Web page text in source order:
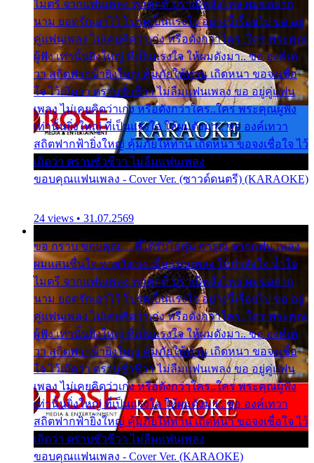
ไมตรี จากแฟนเพลง ทุกทุกที่ ปราณีหลั่งไหล ผมขอฝาก
นาม ยอดรักเอาไว้ โปรดเป็นแรงใจ อย่างนี้เรื่อยไป ขอ อยู่
คู่แฟนเพลง ไม่เคยคิดว่าเก่ง หรือดังกว่าใคร..ใคร พระคุณ
ผู้ฟัง เท่านั้นยิ่งใหญ่ ที่เป็นแรงใจ ให้ผมดังมา.. ขอ องค์เท
วา สถิตฟากฟ้ายิ่งใหญ่ คุ้มภัยให้ท่าน เถิดหนา ขอจงเชื่อ
ใจ ไว้เถิดว่า ตราบชั่วชีวา ไม่ลืมแฟนเพลง ขอ อยู่คู่แฟน
เพลง ไม่เคยคิดว่าเก่ง หรือดังกว่าใคร..ใคร พระคุณผู้ฟัง
เท่านั้นยิ่งใหญ่ ที่เป็นแรงใจ ให้ผมดังมา.. ขอ องค์เทวา
สถิตฟากฟ้ายิ่งใหญ่ คุ้มภัยให้ท่าน เถิดหนา ขอจงเชื่อใจ ไว้
เถิดว่า ตราบชั่วชีวา ไม่ลืมแฟนเพลง
ขอบคุณแฟนเพลง - Cover Ver. (ซาวด์ดนตรี) (KARAOKE)
24 views • 31.07.2569
ขอ กราบ ขอบคุณ.... ที่ได้รับไออุ่น การุณ จากแฟน เพลง
ผมแสนชื่นใจ หายวังเวง เมื่อแฟนเพลง ให้กำลังใจ น้ำใจ
ไมตรี จากแฟนเพลง ทุกทุกที่ ปราณีหลั่งไหล ผมขอฝาก
นาม ยอดรักเอาไว้ โปรดเป็นแรงใจ อย่างนี้เรื่อยไป ขอ อยู่
คู่แฟนเพลง ไม่เคยคิดว่าเก่ง หรือดังกว่าใคร..ใคร พระคุณ
ผู้ฟัง เท่านั้นยิ่งใหญ่ ที่เป็นแรงใจ ให้ผมดังมา.. ขอ องค์เท
วา สถิตฟากฟ้ายิ่งใหญ่ คุ้มภัยให้ท่าน เถิดหนา ขอจงเชื่อ
ใจ ไว้เถิดว่า ตราบชั่วชีวา ไม่ลืมแฟนเพลง ขอ อยู่คู่แฟน
เพลง ไม่เคยคิดว่าเก่ง หรือดังกว่าใคร..ใคร พระคุณผู้ฟัง
เท่านั้นยิ่งใหญ่ ที่เป็นแรงใจ ให้ผมดังมา.. ขอ องค์เทวา
สถิตฟากฟ้ายิ่งใหญ่ คุ้มภัยให้ท่าน เถิดหนา ขอจงเชื่อใจ ไว้
เถิดว่า ตราบชั่วชีวา ไม่ลืมแฟนเพลง
ขอบคุณแฟนเพลง - Cover Ver. (KARAOKE)